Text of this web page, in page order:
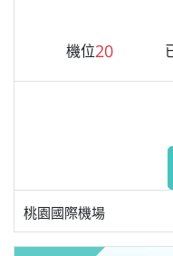
機位20
桃園國際機場